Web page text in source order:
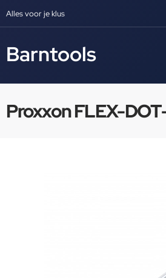
Alles voor je klus
Barntools
Proxxon FLEX-